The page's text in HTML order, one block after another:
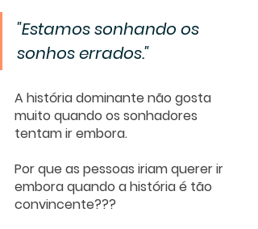
"Estamos sonhando os
sonhos errados."
A história dominante não gosta
muito quando os sonhadores
tentam ir embora.
Por que as pessoas iriam querer ir
embora quando a história é tão
convincente???